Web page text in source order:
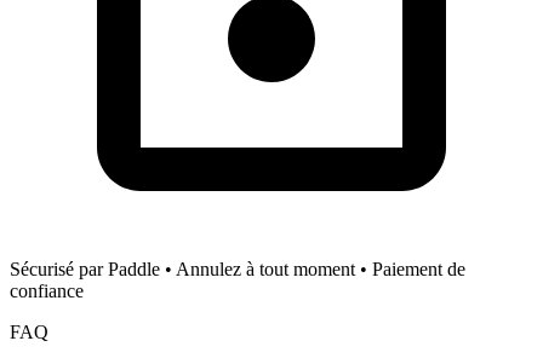
Sécurisé par Paddle • Annulez à tout moment • Paiement de
confiance
FAQ